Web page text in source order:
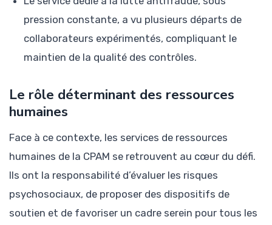
pression constante, a vu plusieurs départs de
collaborateurs expérimentés, compliquant le
maintien de la qualité des contrôles.
Le rôle déterminant des ressources
humaines
Face à ce contexte, les services de ressources
humaines de la CPAM se retrouvent au cœur du défi.
Ils ont la responsabilité d’évaluer les risques
psychosociaux, de proposer des dispositifs de
soutien et de favoriser un cadre serein pour tous les